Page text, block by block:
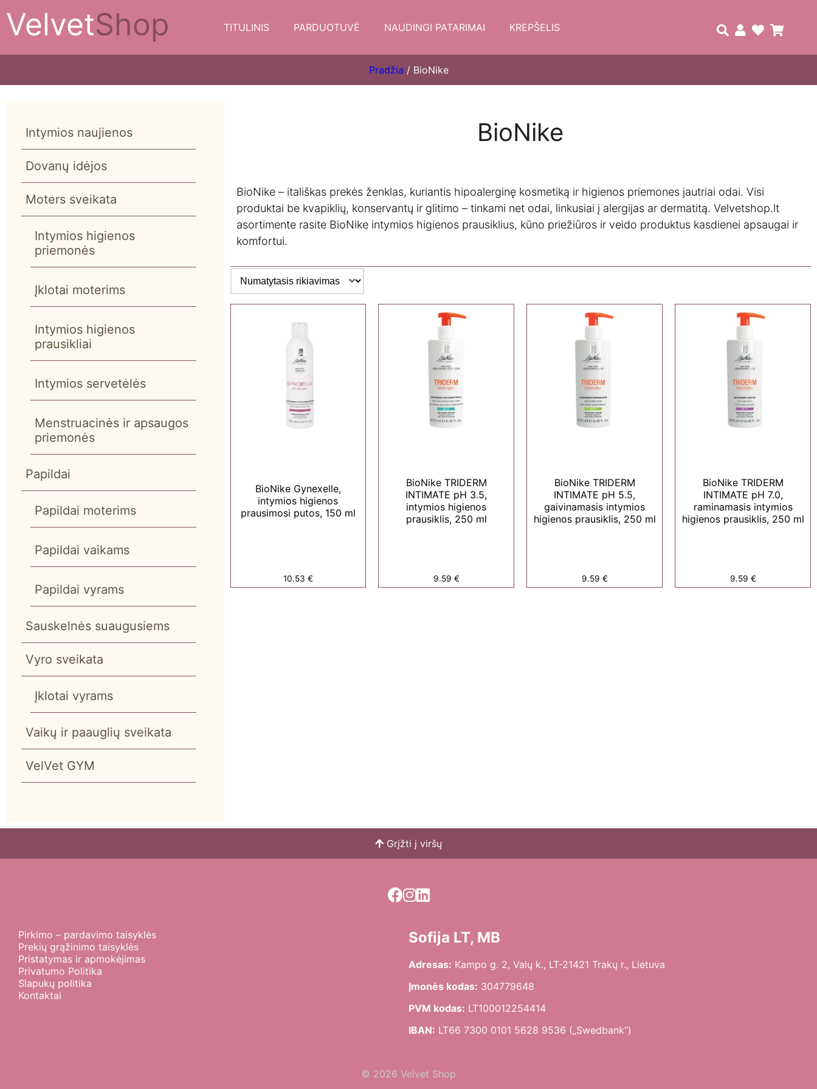
VelvetShop TITULINIS PARDUOTUVĖ NAUDINGI PATARIMAI KREPŠELIS
Pradžia / BioNike
Intymios naujienos
Dovanų idėjos
Moters sveikata
Intymios higienos
priemonės
Įklotai moterims
Intymios higienos
prausikliai
Intymios servetėlės
Menstruacinės ir apsaugos
priemonės
Papildai
Papildai moterims
Papildai vaikams
Papildai vyrams
Sauskelnės suaugusiems
Vyro sveikata
Įklotai vyrams
Vaikų ir paauglių sveikata
VelVet GYM
BioNike
BioNike – itališkas prekės ženklas, kuriantis hipoalerginę kosmetiką ir higienos priemones jautriai odai. Visi
produktai be kvapiklių, konservantų ir glitimo – tinkami net odai, linkusiai į alergijas ar dermatitą. Velvetshop.lt
asortimente rasite BioNike intymios higienos prausiklius, kūno priežiūros ir veido produktus kasdienei apsaugai ir
komfortui.
BioNike Gynexelle,
intymios higienos
prausimosi putos, 150 ml
10.53 €
BioNike TRIDERM
INTIMATE pH 3.5,
intymios higienos
prausiklis, 250 ml
9.59 €
BioNike TRIDERM
INTIMATE pH 5.5,
gaivinamasis intymios
higienos prausiklis, 250 ml
9.59 €
BioNike TRIDERM
INTIMATE pH 7.0,
raminamasis intymios
higienos prausiklis, 250 ml
9.59 €
Grįžti į viršų
Pirkimo – pardavimo taisyklės
Prekių grąžinimo taisyklės
Pristatymas ir apmokėjimas
Privatumo Politika
Slapukų politika
Kontaktai
Sofija LT, MB
Adresas: Kampo g. 2, Valų k., LT-21421 Trakų r., Lietuva
Įmonės kodas: 304779648
PVM kodas: LT100012254414
IBAN: LT66 7300 0101 5628 9536 („Swedbank“)
© 2026 Velvet Shop